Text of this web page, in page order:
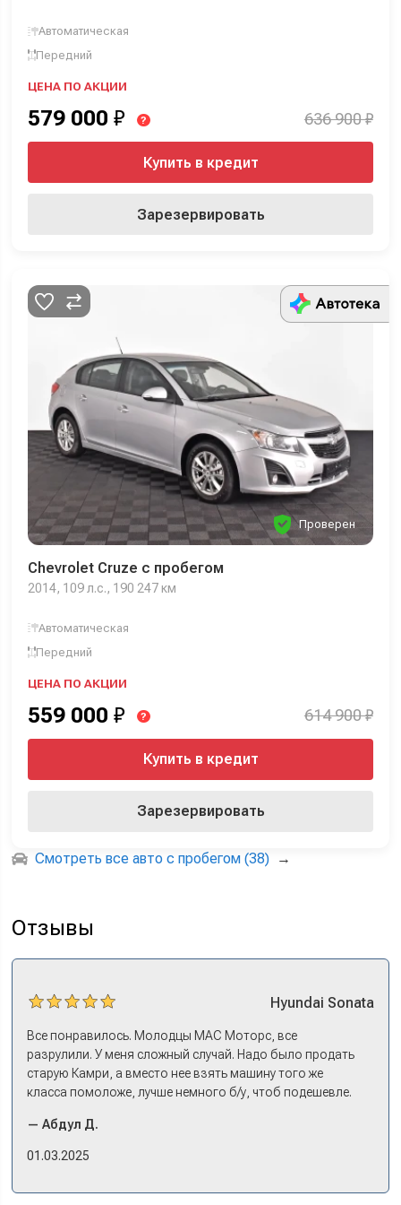
Автоматическая
Передний
ЦЕНА ПО АКЦИИ
579 000 ₽ ? 636 900 ₽
Купить в кредит
Зарезервировать
Проверен
Chevrolet Cruze с пробегом
2014, 109 л.с., 190 247 км
Автоматическая
Передний
ЦЕНА ПО АКЦИИ
559 000 ₽ ? 614 900 ₽
Купить в кредит
Зарезервировать
Смотреть все авто с пробегом (38) →
Отзывы
Hyundai Sonata
Все понравилось. Молодцы МАС Моторс, все
разрулили. У меня сложный случай. Надо было продать
старую Камри, а вместо нее взять машину того же
класса помоложе, лучше немного б/у, чтоб подешевле.
либо самому всем этим заниматься – а работать когда?
Либо искать салон, где есть нормальный трейд-ин. И
— Абдул Д.
01.03.2025